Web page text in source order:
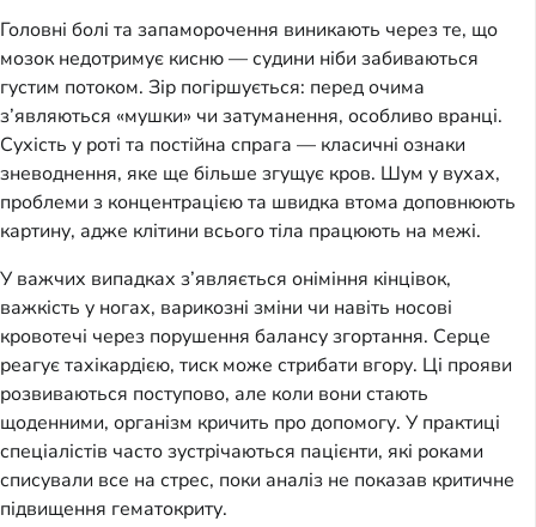
Головні болі та запаморочення виникають через те, що
мозок недотримує кисню — судини ніби забиваються
густим потоком. Зір погіршується: перед очима
з’являються «мушки» чи затуманення, особливо вранці.
Сухість у роті та постійна спрага — класичні ознаки
зневоднення, яке ще більше згущує кров. Шум у вухах,
проблеми з концентрацією та швидка втома доповнюють
картину, адже клітини всього тіла працюють на межі.
У важчих випадках з’являється оніміння кінцівок,
важкість у ногах, варикозні зміни чи навіть носові
кровотечі через порушення балансу згортання. Серце
реагує тахікардією, тиск може стрибати вгору. Ці прояви
розвиваються поступово, але коли вони стають
щоденними, організм кричить про допомогу. У практиці
спеціалістів часто зустрічаються пацієнти, які роками
списували все на стрес, поки аналіз не показав критичне
підвищення гематокриту.